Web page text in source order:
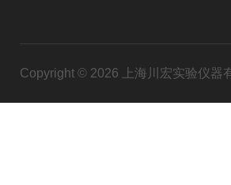
Copyright © 2026 上海川宏实验仪器